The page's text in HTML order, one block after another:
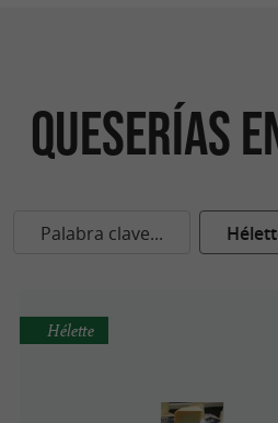
Queserías
Palabra clave...
Hélette